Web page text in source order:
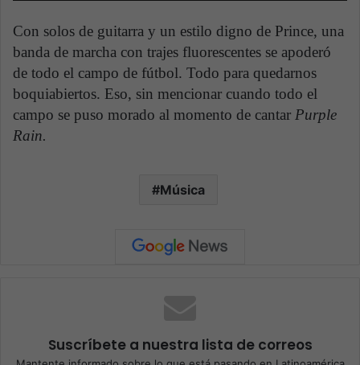
Con solos de guitarra y un estilo digno de Prince, una
banda de marcha con trajes fluorescentes se apoderó
de todo el campo de fútbol. Todo para quedarnos
boquiabiertos. Eso, sin mencionar cuando todo el
campo se puso morado al momento de cantar Purple
Rain.
Música
Suscríbete a nuestra lista de correos